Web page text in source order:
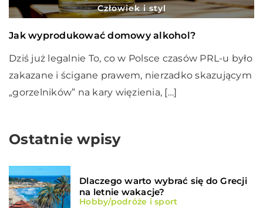
Człowiek i styl
Jak wyprodukować domowy alkohol?
Dziś już legalnie To, co w Polsce czasów PRL-u było
zakazane i ścigane prawem, nierzadko skazującym
„gorzelników” na kary więzienia, […]
Ostatnie wpisy
Dlaczego warto wybrać się do Grecji
na letnie wakacje?
Hobby/podróże i sport